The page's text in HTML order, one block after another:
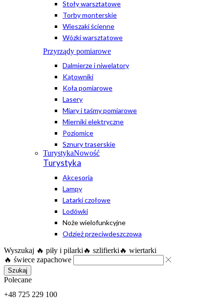
Stoły warsztatowe
Torby monterskie
Wieszaki ścienne
Wózki warsztatowe
Przyrządy pomiarowe
Dalmierze i niwelatory
Kątowniki
Koła pomiarowe
Lasery
Miary i taśmy pomiarowe
Mierniki elektryczne
Poziomice
Sznury traserskie
TurystykaNowość
Turystyka
Akcesoria
Lampy
Latarki czołowe
Lodówki
Noże wielofunkcyjne
Odzież przeciwdeszczowa
Wyszukaj 🔥 piły i pilarki 🔥 szlifierki 🔥 wiertarki
🔥 świece zapachowe
Szukaj
Polecane
+48 725 229 100